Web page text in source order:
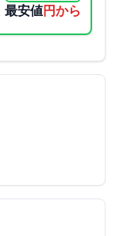
最安値9891円から